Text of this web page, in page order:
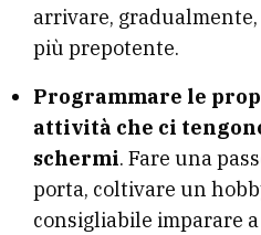
arrivare,
più prepotente.
Programmare le
attività che ci
schermi. Fare una
porta, coltivare un
consigliabile imparare